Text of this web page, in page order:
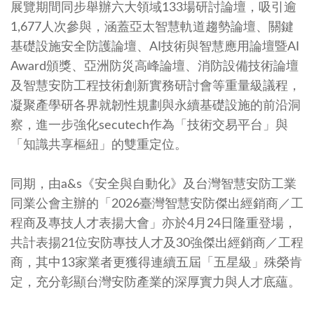
展覽期間同步舉辦六大領域133場研討論壇，吸引逾
1,677人次參與，涵蓋亞太智慧軌道趨勢論壇、關鍵
基礎設施安全防護論壇、AI技術與智慧應用論壇暨AI
Award頒獎、亞洲防災高峰論壇、消防設備技術論壇
及智慧安防工程技術創新實務研討會等重量級議程，
凝聚產學研各界就韌性規劃與永續基礎設施的前沿洞
察，進一步強化secutech作為「技術交易平台」與
「知識共享樞紐」的雙重定位。
同期，由a&s《安全與自動化》及台灣智慧安防工業
同業公會主辦的「2026臺灣智慧安防傑出經銷商／工
程商及專技人才表揚大會」亦於4月24日隆重登場，
共計表揚21位安防專技人才及30強傑出經銷商／工程
商，其中13家業者更獲得連續五屆「五星級」殊榮肯
定，充分彰顯台灣安防產業的深厚實力與人才底蘊。